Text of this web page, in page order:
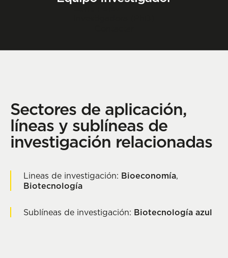
Sectores de aplicación,
líneas y sublíneas de
investigación relacionadas
Lineas de investigación: Bioeconomía,
Biotecnología
Sublíneas de investigación: Biotecnología azul